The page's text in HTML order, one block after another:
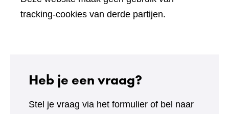
tracking-cookies van derde partijen.
Heb je een vraag?
Stel je vraag via het formulier of bel naar